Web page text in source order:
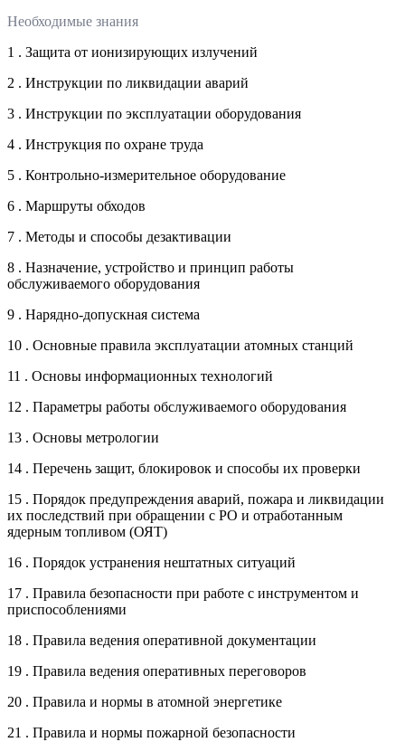
Необходимые знания
1 . Защита от ионизирующих излучений
2 . Инструкции по ликвидации аварий
3 . Инструкции по эксплуатации оборудования
4 . Инструкция по охране труда
5 . Контрольно-измерительное оборудование
6 . Маршруты обходов
7 . Методы и способы дезактивации
8 . Назначение, устройство и принцип работы
обслуживаемого оборудования
9 . Нарядно-допускная система
10 . Основные правила эксплуатации атомных станций
11 . Основы информационных технологий
12 . Параметры работы обслуживаемого оборудования
13 . Основы метрологии
14 . Перечень защит, блокировок и способы их проверки
15 . Порядок предупреждения аварий, пожара и ликвидации
их последствий при обращении с РО и отработанным
ядерным топливом (ОЯТ)
16 . Порядок устранения нештатных ситуаций
17 . Правила безопасности при работе с инструментом и
приспособлениями
18 . Правила ведения оперативной документации
19 . Правила ведения оперативных переговоров
20 . Правила и нормы в атомной энергетике
21 . Правила и нормы пожарной безопасности